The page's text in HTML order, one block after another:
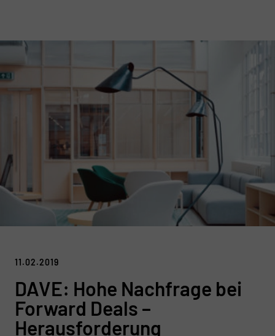
11.02.2019
DAVE: Hohe Nachfrage bei
Forward Deals –
Herausforderung